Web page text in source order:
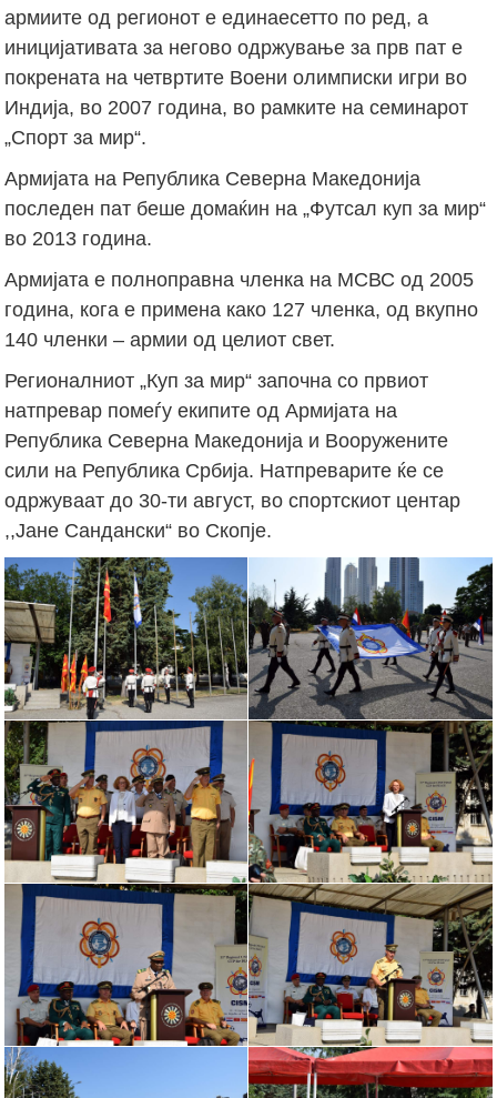
армиите од регионот е единаесетто по ред, а
иницијативата за негово одржување за прв пат е
покрената на четвртите Воени олимписки игри во
Индија, во 2007 година, во рамките на семинарот
„Спорт за мир“.
Армијата на Република Северна Македонија
последен пат беше домаќин на „Футсал куп за мир“
во 2013 година.
Армијата е полноправна членка на МСВС од 2005
година, кога е примена како 127 членка, од вкупно
140 членки – армии од целиот свет.
Регионалниот „Куп за мир“ започна со првиот
натпревар помеѓу екипите од Армијата на
Република Северна Македонија и Вооружените
сили на Република Србија. Натпреварите ќе се
одржуваат до 30-ти август, во спортскиот центар
,,Јане Сандански“ во Скопје.